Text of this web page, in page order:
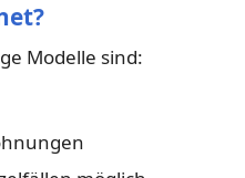
Modelle sind: